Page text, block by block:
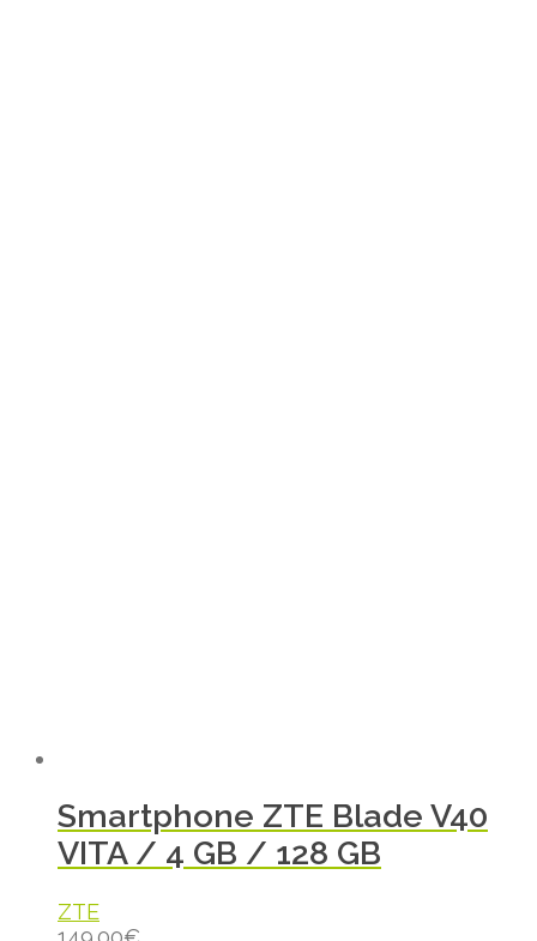
Smartphone ZTE Blade V40
VITA / 4 GB / 128 GB
ZTE